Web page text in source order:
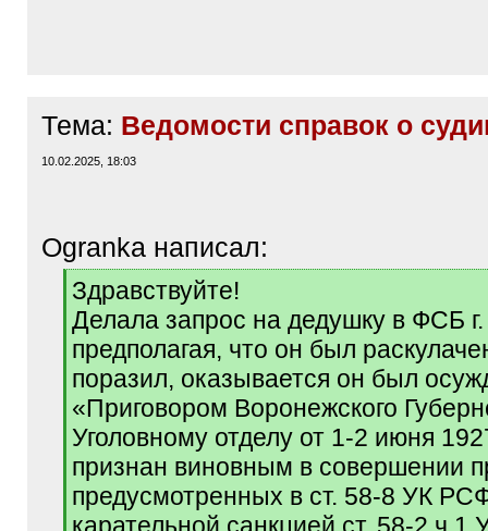
Тема: Ведомости справок о
10.02.2025, 18:03
Ogranka написал:
[
q
]
Здравствуйте!
Делала запрос на дедушку в ФСБ г.
предполагая, что он был
поразил, оказывается он был
«Приговором Воронежского
Уголовному отделу от 1-2 июня
признан виновным в совершении
предусмотренных в ст. 58-8 УК